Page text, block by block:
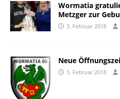
Wormatia
Metzger zur
3. Februar 2018
Neue
3. Februar 2018